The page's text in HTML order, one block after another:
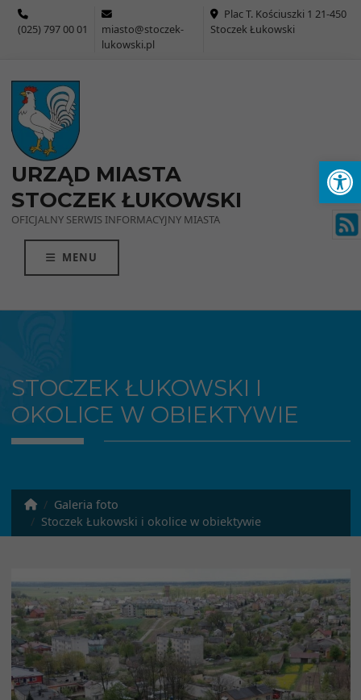
(025) 797 00 01
miasto@stoczek-
lukowski.pl
Plac T. Kościuszki 1 21-450
Stoczek Łukowski
URZĄD MIASTA
STOCZEK ŁUKOWSKI
OFICJALNY SERWIS INFORMACYJNY MIASTA
MENU
STOCZEK ŁUKOWSKI I
OKOLICE W OBIEKTYWIE
Galeria foto
Stoczek Łukowski i okolice w obiektywie